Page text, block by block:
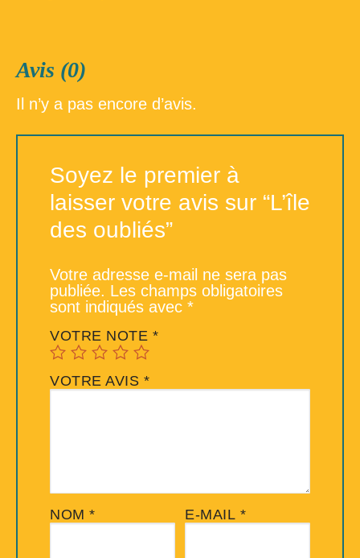
Avis (0)
Il n’y a pas encore d’avis.
Soyez le premier à
laisser votre avis sur “L’île
des oubliés”
Votre adresse e-mail ne sera pas
publiée. Les champs obligatoires
sont indiqués avec *
VOTRE NOTE *
VOTRE AVIS *
NOM * E-MAIL *